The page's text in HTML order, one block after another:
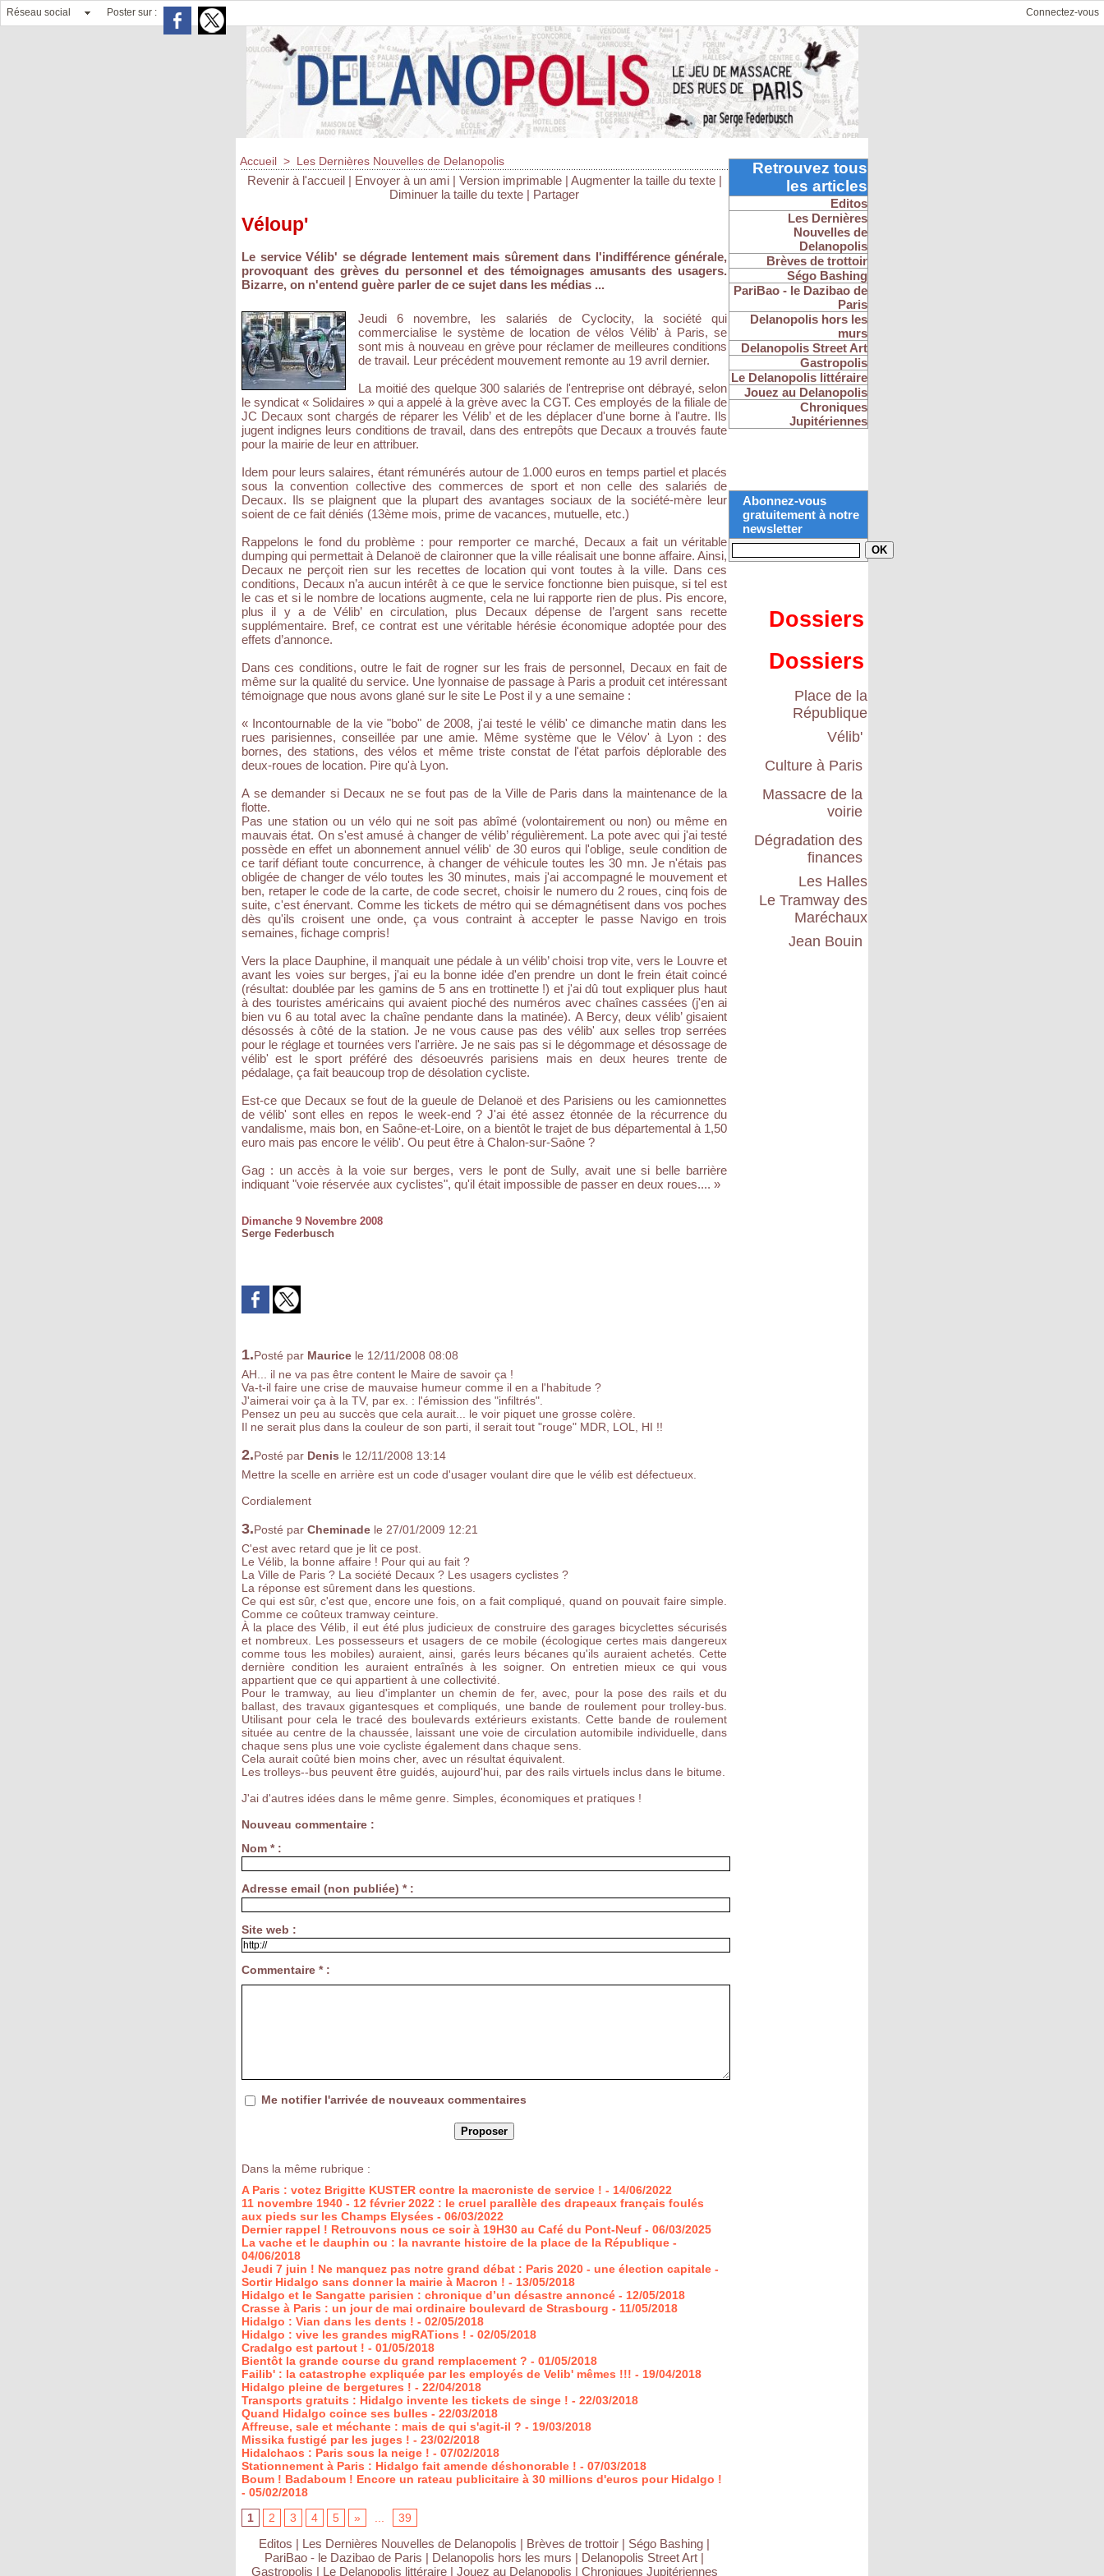
Réseau social Poster sur : Connectez-vous
Accueil > Les Dernières Nouvelles de Delanopolis
Revenir à l'accueil | Envoyer à un ami | Version imprimable | Augmenter la taille du texte |
Diminuer la taille du texte | Partager
Véloup'
Le service Vélib' se dégrade lentement mais sûrement dans l'indifférence générale,
provoquant des grèves du personnel et des témoignages amusants des usagers.
Bizarre, on n'entend guère parler de ce sujet dans les médias ...
Jeudi 6 novembre, les salariés de Cyclocity, la société qui
commercialise le système de location de vélos Vélib' à Paris, se
sont mis à nouveau en grève pour réclamer de meilleures conditions
de travail. Leur précédent mouvement remonte au 19 avril dernier.
La moitié des quelque 300 salariés de l'entreprise ont débrayé, selon
le syndicat « Solidaires » qui a appelé à la grève avec la CGT. Ces employés de la filiale de
JC Decaux sont chargés de réparer les Vélib’ et de les déplacer d'une borne à l'autre. Ils
jugent indignes leurs conditions de travail, dans des entrepôts que Decaux a trouvés faute
pour la mairie de leur en attribuer.
Idem pour leurs salaires, étant rémunérés autour de 1.000 euros en temps partiel et placés
sous la convention collective des commerces de sport et non celle des salariés de
Decaux. Ils se plaignent que la plupart des avantages sociaux de la société-mère leur
soient de ce fait déniés (13ème mois, prime de vacances, mutuelle, etc.)
Rappelons le fond du problème : pour remporter ce marché, Decaux a fait un véritable
dumping qui permettait à Delanoë de claironner que la ville réalisait une bonne affaire. Ainsi,
Decaux ne perçoit rien sur les recettes de location qui vont toutes à la ville. Dans ces
conditions, Decaux n’a aucun intérêt à ce que le service fonctionne bien puisque, si tel est
le cas et si le nombre de locations augmente, cela ne lui rapporte rien de plus. Pis encore,
plus il y a de Vélib’ en circulation, plus Decaux dépense de l’argent sans recette
supplémentaire. Bref, ce contrat est une véritable hérésie économique adoptée pour des
effets d’annonce.
Dans ces conditions, outre le fait de rogner sur les frais de personnel, Decaux en fait de
même sur la qualité du service. Une lyonnaise de passage à Paris a produit cet intéressant
témoignage que nous avons glané sur le site Le Post il y a une semaine :
« Incontournable de la vie "bobo" de 2008, j'ai testé le vélib' ce dimanche matin dans les
rues parisiennes, conseillée par une amie. Même système que le Vélov' à Lyon : des
bornes, des stations, des vélos et même triste constat de l'état parfois déplorable des
deux-roues de location. Pire qu'à Lyon.
A se demander si Decaux ne se fout pas de la Ville de Paris dans la maintenance de la
flotte.
Pas une station ou un vélo qui ne soit pas abîmé (volontairement ou non) ou même en
mauvais état. On s'est amusé à changer de vélib’ régulièrement. La pote avec qui j'ai testé
possède en effet un abonnement annuel vélib' de 30 euros qui l'oblige, seule condition de
ce tarif défiant toute concurrence, à changer de véhicule toutes les 30 mn. Je n'étais pas
obligée de changer de vélo toutes les 30 minutes, mais j'ai accompagné le mouvement et
ben, retaper le code de la carte, de code secret, choisir le numero du 2 roues, cinq fois de
suite, c'est énervant. Comme les tickets de métro qui se démagnétisent dans vos poches
dès qu'ils croisent une onde, ça vous contraint à accepter le passe Navigo en trois
semaines, fichage compris!
Vers la place Dauphine, il manquait une pédale à un vélib’ choisi trop vite, vers le Louvre et
avant les voies sur berges, j'ai eu la bonne idée d'en prendre un dont le frein était coincé
(résultat: doublée par les gamins de 5 ans en trottinette !) et j'ai dû tout expliquer plus haut
à des touristes américains qui avaient pioché des numéros avec chaînes cassées (j'en ai
bien vu 6 au total avec la chaîne pendante dans la matinée). A Bercy, deux vélib’ gisaient
désossés à côté de la station. Je ne vous cause pas des vélib' aux selles trop serrées
pour le réglage et tournées vers l'arrière. Je ne sais pas si le dégommage et désossage de
vélib' est le sport préféré des désoeuvrés parisiens mais en deux heures trente de
pédalage, ça fait beaucoup trop de désolation cycliste.
Est-ce que Decaux se fout de la gueule de Delanoë et des Parisiens ou les camionnettes
de vélib' sont elles en repos le week-end ? J'ai été assez étonnée de la récurrence du
vandalisme, mais bon, en Saône-et-Loire, on a bientôt le trajet de bus départemental à 1,50
euro mais pas encore le vélib'. Ou peut être à Chalon-sur-Saône ?
Gag : un accès à la voie sur berges, vers le pont de Sully, avait une si belle barrière
indiquant "voie réservée aux cyclistes", qu'il était impossible de passer en deux roues.... »
Dimanche 9 Novembre 2008
Serge Federbusch
1.Posté par Maurice le 12/11/2008 08:08
AH... il ne va pas être content le Maire de savoir ça !
Va-t-il faire une crise de mauvaise humeur comme il en a l'habitude ?
J'aimerai voir ça à la TV, par ex. : l'émission des "infiltrés".
Pensez un peu au succès que cela aurait... le voir piquet une grosse colère.
Il ne serait plus dans la couleur de son parti, il serait tout "rouge" MDR, LOL, HI !!
2.Posté par Denis le 12/11/2008 13:14
Mettre la scelle en arrière est un code d'usager voulant dire que le vélib est défectueux.
Cordialement
3.Posté par Cheminade le 27/01/2009 12:21
C'est avec retard que je lit ce post.
Le Vélib, la bonne affaire ! Pour qui au fait ?
La Ville de Paris ? La société Decaux ? Les usagers cyclistes ?
La réponse est sûrement dans les questions.
Ce qui est sûr, c'est que, encore une fois, on a fait compliqué, quand on pouvait faire simple.
Comme ce coûteux tramway ceinture.
À la place des Vélib, il eut été plus judicieux de construire des garages bicyclettes sécurisés
et nombreux. Les possesseurs et usagers de ce mobile (écologique certes mais dangereux
comme tous les mobiles) auraient, ainsi, garés leurs bécanes qu'ils auraient achetés. Cette
dernière condition les auraient entraînés à les soigner. On entretien mieux ce qui vous
appartient que ce qui appartient à une collectivité.
Pour le tramway, au lieu d'implanter un chemin de fer, avec, pour la pose des rails et du
ballast, des travaux gigantesques et compliqués, une bande de roulement pour trolley-bus.
Utilisant pour cela le tracé des boulevards extérieurs existants. Cette bande de roulement
située au centre de la chaussée, laissant une voie de circulation automibile individuelle, dans
chaque sens plus une voie cycliste également dans chaque sens.
Cela aurait coûté bien moins cher, avec un résultat équivalent.
Les trolleys--bus peuvent être guidés, aujourd'hui, par des rails virtuels inclus dans le bitume.
J'ai d'autres idées dans le même genre. Simples, économiques et pratiques !
Nouveau commentaire :
Nom * :
Adresse email (non publiée) * :
Site web :
Commentaire * :
Me notifier l'arrivée de nouveaux commentaires
Dans la même rubrique :
A Paris : votez Brigitte KUSTER contre la macroniste de service ! - 14/06/2022
11 novembre 1940 - 12 février 2022 : le cruel parallèle des drapeaux français foulés
aux pieds sur les Champs Elysées - 06/03/2022
Dernier rappel ! Retrouvons nous ce soir à 19H30 au Café du Pont-Neuf - 06/03/2025
La vache et le dauphin ou : la navrante histoire de la place de la République -
04/06/2018
Jeudi 7 juin ! Ne manquez pas notre grand débat : Paris 2020 - une élection capitale -
Sortir Hidalgo sans donner la mairie à Macron ! - 13/05/2018
Hidalgo et le Sangatte parisien : chronique d’un désastre annoncé - 12/05/2018
Crasse à Paris : un jour de mai ordinaire boulevard de Strasbourg - 11/05/2018
Hidalgo : Vian dans les dents ! - 02/05/2018
Hidalgo : vive les grandes migRATions ! - 02/05/2018
Cradalgo est partout ! - 01/05/2018
Bientôt la grande course du grand remplacement ? - 01/05/2018
Failib' : la catastrophe expliquée par les employés de Velib' mêmes !!! - 19/04/2018
Hidalgo pleine de bergetures ! - 22/04/2018
Transports gratuits : Hidalgo invente les tickets de singe ! - 22/03/2018
Quand Hidalgo coince ses bulles - 22/03/2018
Affreuse, sale et méchante : mais de qui s'agit-il ? - 19/03/2018
Missika fustigé par les juges ! - 23/02/2018
Hidalchaos : Paris sous la neige ! - 07/02/2018
Stationnement à Paris : Hidalgo fait amende déshonorable ! - 07/03/2018
Boum ! Badaboum ! Encore un rateau publicitaire à 30 millions d'euros pour Hidalgo !
- 05/02/2018
1
2 3 4 5 » 39
Editos | Les Dernières Nouvelles de Delanopolis | Brèves de trottoir | Ségo Bashing |
PariBao - le Dazibao de Paris | Delanopolis hors les murs | Delanopolis Street Art |
Gastropolis | Le Delanopolis littéraire | Jouez au Delanopolis | Chroniques Jupitériennes
Retrouvez tous
les articles
Editos
Les Dernières
Nouvelles de
Delanopolis
Brèves de trottoir
Ségo Bashing
PariBao - le Dazibao de
Paris
Delanopolis hors les
murs
Delanopolis Street Art
Gastropolis
Le Delanopolis littéraire
Jouez au Delanopolis
Chroniques
Jupitériennes
Abonnez-vous
gratuitement à notre
newsletter
Dossiers
Dossiers
Place de la
République
Vélib'
Culture à Paris
Massacre de la
voirie
Dégradation des
finances
Les Halles
Le Tramway des
Maréchaux
Jean Bouin